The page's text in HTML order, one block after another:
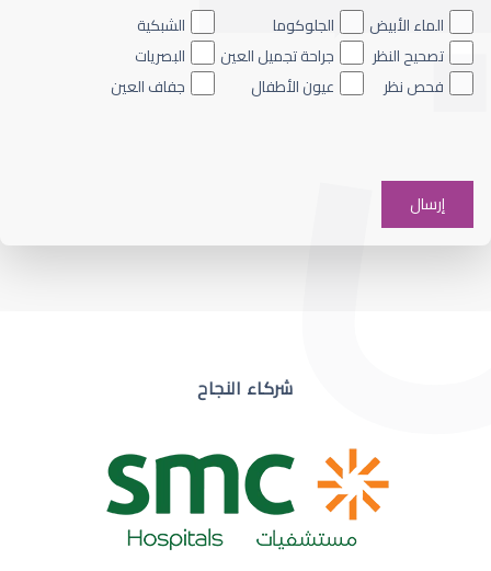
ضعف نظر العين اليسرى
ضعف نظر مفاجئ
الماء الأبيض
الجلوكوما
الشبكية
تصحيح النظر
جراحة تجميل العين
البصريات
فحص نظر
عيون الأطفال جفاف العين
شركاء النجاح